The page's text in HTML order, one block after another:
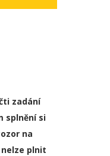
zadání
splnění si
na
plnit